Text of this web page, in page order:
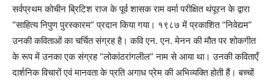
सर्वप्रथम कोचीन ब्रिटिश राज के पूर्व शासक राम वर्मा परीक्षित थंपूरन के द्वारा
“साहित्य निपुण पुरस्कारम” प्रदान किया गया। १९८७ में प्रकाशित “निवेद्यम”
उनकी कविताओं का चर्चित संग्रह है। कवि एन. एन. मेनन की मौत पर शोकगीत
के रूप में उनका एक संग्रह “लोकांठरांगलील” नाम से आया था। उनकी कविताएँ
दार्शनिक विचारों एवं मानवता के प्रति अगाध प्रेम की अभिव्यक्ति होती हैं। बच्चों